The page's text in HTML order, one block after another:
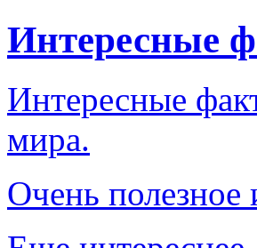
Интересные
Интересные
мира.
Очень полезное